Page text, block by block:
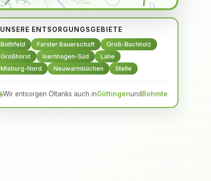
UNSERE ENTSORGUNGSGEBIETE
Bothfeld Farster Bauerschaft
Groß-Buchholz
Großhorst
Isernhagen-Süd
Lahe
Misburg-Nord
Neuwarmbüchen Stelle
Wir entsorgen Öltanks auch inGöttingenund Bohmte